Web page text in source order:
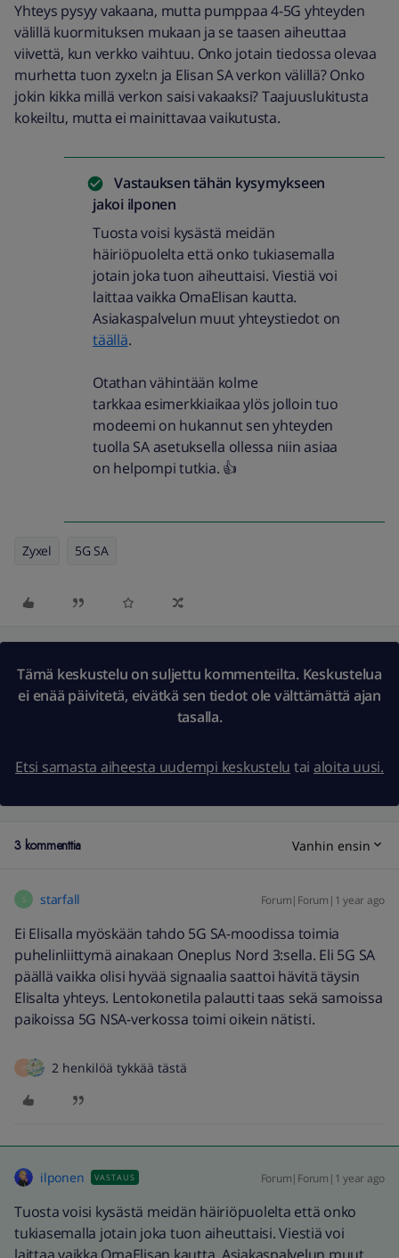
Yhteys pysyy vakaana, mutta pumppaa 4-5G yhteyden
välillä kuormituksen mukaan ja se taasen aiheuttaa
viivettä, kun verkko vaihtuu. Onko jotain tiedossa olevaa
murhetta tuon zyxel:n ja Elisan SA verkon välillä? Onko
jokin kikka millä verkon saisi vakaaksi? Taajuuslukitusta
kokeiltu, mutta ei mainittavaa vaikutusta.
Vastauksen tähän kysymykseen
jakoi ilponen
Tuosta voisi kysästä meidän
häiriöpuolelta että onko tukiasemalla
jotain joka tuon aiheuttaisi. Viestiä voi
laittaa vaikka OmaElisan kautta.
Asiakaspalvelun muut yhteystiedot on
täällä.
Otathan vähintään kolme
tarkkaa esimerkkiaikaa ylös jolloin tuo
modeemi on hukannut sen yhteyden
tuolla SA asetuksella ollessa niin asiaa
on helpompi tutkia. 👍
Zyxel 5G SA
Tämä keskustelu on suljettu kommenteilta. Keskustelua
ei enää päivitetä, eivätkä sen tiedot ole välttämättä ajan
tasalla.
Etsi samasta aiheesta uudempi keskustelu tai aloita uusi.
3 kommenttia Vanhin ensin
S starfall Forum|Forum|1 year ago
Ei Elisalla myöskään tahdo 5G SA-moodissa toimia
puhelinliittymä ainakaan Oneplus Nord 3:sella. Eli 5G SA
päällä vaikka olisi hyvää signaalia saattoi hävitä täysin
Elisalta yhteys. Lentokonetila palautti taas sekä samoissa
paikoissa 5G NSA-verkossa toimi oikein nätisti.
P 2 henkilöä tykkää tästä
ilponen VASTAUS Forum|Forum|1 year ago
Tuosta voisi kysästä meidän häiriöpuolelta että onko
tukiasemalla jotain joka tuon aiheuttaisi. Viestiä voi